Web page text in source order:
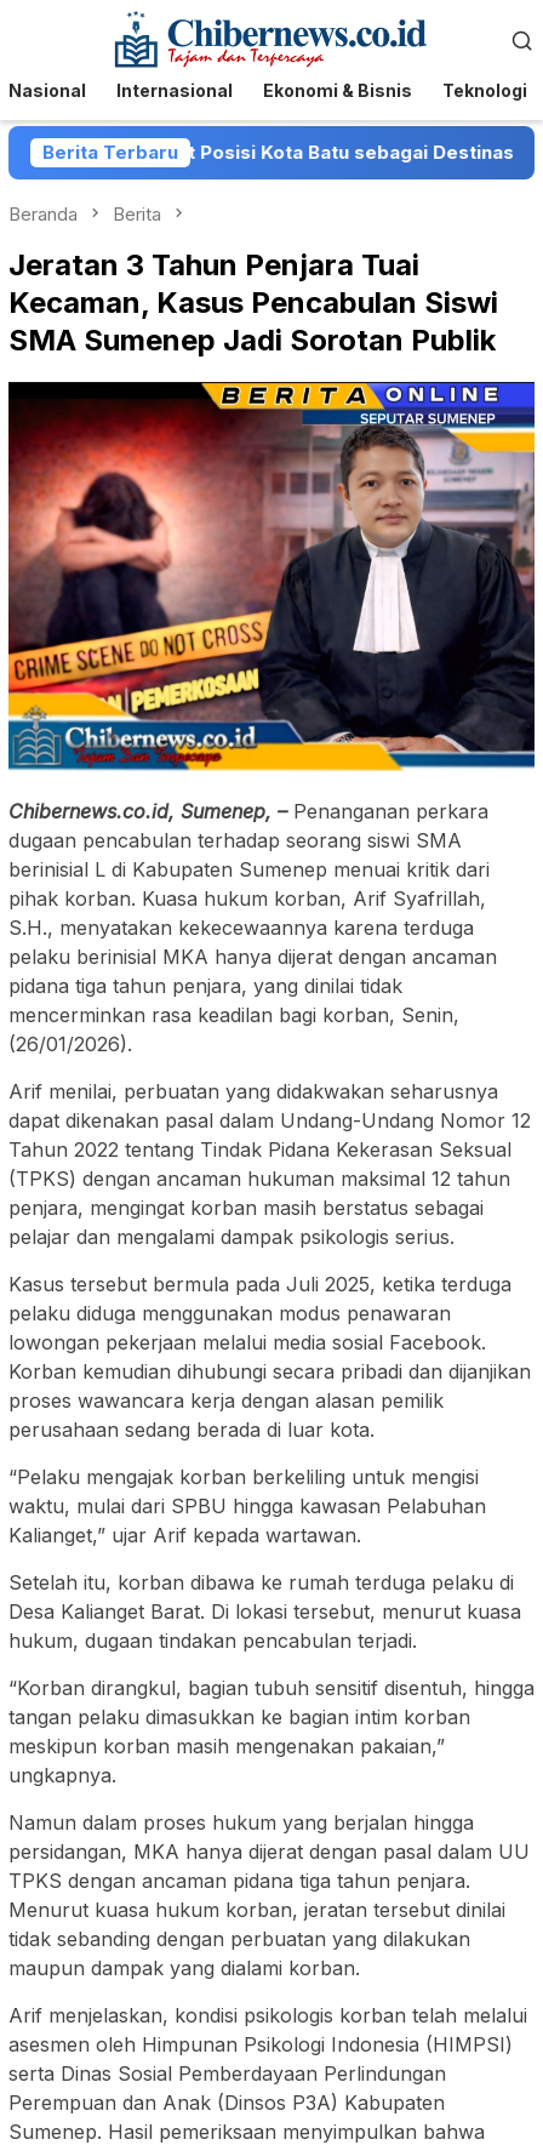
Menu
Mobile
Nasional Internasional Ekonomi & Bisnis Teknologi
Berita Terbaru
Perkuat Posisi Kota Batu sebagai Destinasi Festival
Beranda Berita
Jeratan 3 Tahun Penjara Tuai
Kecaman, Kasus Pencabulan Siswi
SMA Sumenep Jadi Sorotan Publik
Chibernews.co.id, Sumenep, –Penanganan perkara
dugaan pencabulan terhadap seorang siswi SMA
berinisial L di Kabupaten Sumenep menuai kritik dari
pihak korban. Kuasa hukum korban, Arif Syafrillah,
S.H., menyatakan kekecewaannya karena terduga
pelaku berinisial MKA hanya dijerat dengan ancaman
pidana tiga tahun penjara, yang dinilai tidak
mencerminkan rasa keadilan bagi korban, Senin,
(26/01/2026).
Arif menilai, perbuatan yang didakwakan seharusnya
dapat dikenakan pasal dalam Undang-Undang Nomor 12
Tahun 2022 tentang Tindak Pidana Kekerasan Seksual
(TPKS) dengan ancaman hukuman maksimal 12 tahun
penjara, mengingat korban masih berstatus sebagai
pelajar dan mengalami dampak psikologis serius.
Kasus tersebut bermula pada Juli 2025, ketika terduga
pelaku diduga menggunakan modus penawaran
lowongan pekerjaan melalui media sosial Facebook.
Korban kemudian dihubungi secara pribadi dan dijanjikan
proses wawancara kerja dengan alasan pemilik
perusahaan sedang berada di luar kota.
“Pelaku mengajak korban berkeliling untuk mengisi
waktu, mulai dari SPBU hingga kawasan Pelabuhan
Kalianget,” ujar Arif kepada wartawan.
Setelah itu, korban dibawa ke rumah terduga pelaku di
Desa Kalianget Barat. Di lokasi tersebut, menurut kuasa
hukum, dugaan tindakan pencabulan terjadi.
“Korban dirangkul, bagian tubuh sensitif disentuh, hingga
tangan pelaku dimasukkan ke bagian intim korban
meskipun korban masih mengenakan pakaian,”
ungkapnya.
Namun dalam proses hukum yang berjalan hingga
persidangan, MKA hanya dijerat dengan pasal dalam UU
TPKS dengan ancaman pidana tiga tahun penjara.
Menurut kuasa hukum korban, jeratan tersebut dinilai
tidak sebanding dengan perbuatan yang dilakukan
maupun dampak yang dialami korban.
Arif menjelaskan, kondisi psikologis korban telah melalui
asesmen oleh Himpunan Psikologi Indonesia (HIMPSI)
serta Dinas Sosial Pemberdayaan Perlindungan
Perempuan dan Anak (Dinsos P3A) Kabupaten
Sumenep. Hasil pemeriksaan menyimpulkan bahwa